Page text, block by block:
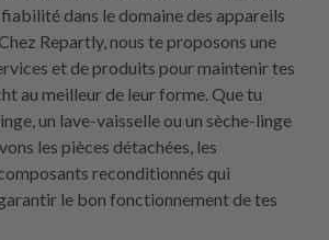
dans le domaine des appareils
Repartly, nous te proposons une
et de produits pour maintenir tes
au meilleur de leur forme. Que tu
un lave-vaisselle ou un sèche-linge
les pièces détachées, les
reconditionnés qui
le bon fonctionnement de tes